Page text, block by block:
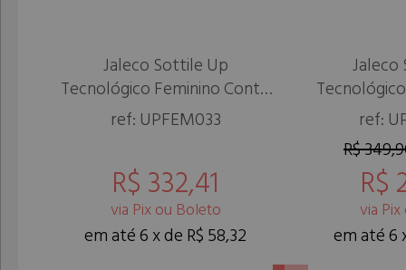
Jaleco Sottile Up
Tecnológico Feminino Conto
de Fadas
ref: UPFEM033
R$ 332,41
via Pix ou Boleto
em até 6 x de R$ 58,32
ref:
R$
R$
via
em até 6